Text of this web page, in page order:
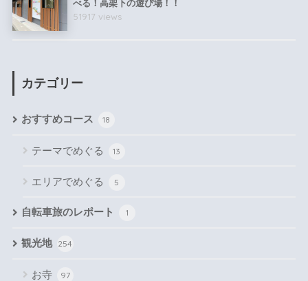
べる！高架下の遊び場！！
51917 views
カテゴリー
おすすめコース 18
テーマでめぐる 13
エリアでめぐる 5
自転車旅のレポート 1
観光地 254
お寺 97